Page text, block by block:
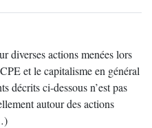
diverses actions menées lors
et le capitalisme en général
décrits ci-dessous n’est pas
autour des actions